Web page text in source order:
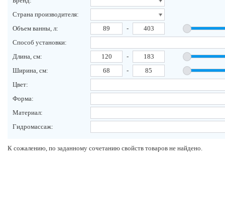
Страна производителя:
Объем ванны, л:
-
Способ установки:
Длина, см:
-
Ширина, см:
-
Цвет:
Форма:
Материал:
Гидромассаж:
К сожалению, по заданному сочетанию свойств товаров не найдено.